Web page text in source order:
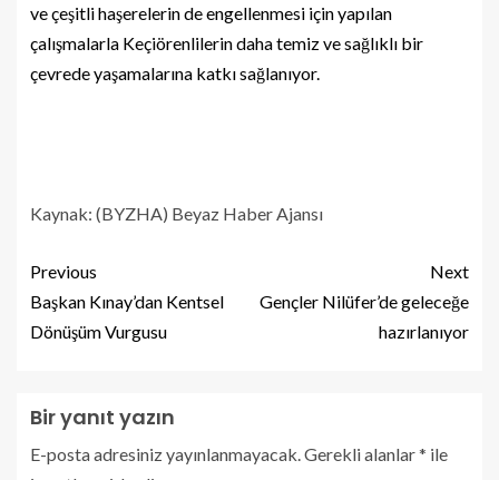
ve çeşitli haşerelerin de engellenmesi için yapılan
çalışmalarla Keçiörenlilerin daha temiz ve sağlıklı bir
çevrede yaşamalarına katkı sağlanıyor.
Kaynak: (BYZHA) Beyaz Haber Ajansı
Previous
Başkan Kınay’dan Kentsel
Dönüşüm Vurgusu
Next
Gençler Nilüfer’de geleceğe
hazırlanıyor
Bir yanıt yazın
E-posta adresiniz yayınlanmayacak. Gerekli alanlar* ile